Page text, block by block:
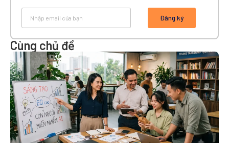
Đăng ký
Cùng chủ đề